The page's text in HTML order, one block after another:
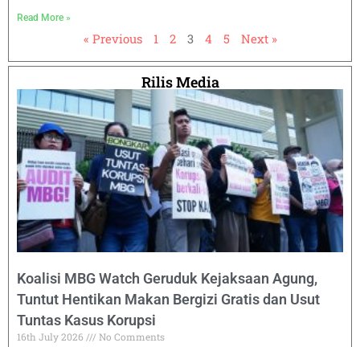
Read More »
« Previous 1 2 3 4 5 Next »
Rilis Media
Koalisi MBG Watch Geruduk Kejaksaan Agung,
Tuntut Hentikan Makan Bergizi Gratis dan Usut
Tuntas Kasus Korupsi
16th July 2026
No Comments